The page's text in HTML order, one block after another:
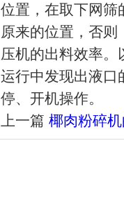
位置，在取下网筛
原来的位置，否
压机的出料效率。
运行中发现出液口
停、开机操作。
上一篇 椰肉粉碎